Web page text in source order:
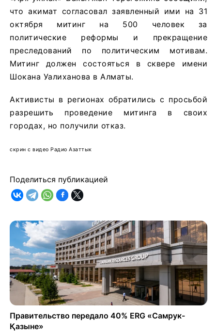
что акимат согласовал заявленный ими на 31
октября митинг на 500 человек за
политические реформы и прекращение
преследований по политическим мотивам.
Митинг должен состояться в сквере имени
Шокана Уалиханова в Алматы.
Активисты в регионах обратились с просьбой
разрешить проведение митинга в своих
городах, но получили отказ.
скрин с видео Радио Азаттык
Поделиться публикацией
Правительство передало 40% ERG «Самрук-
Қазыне»